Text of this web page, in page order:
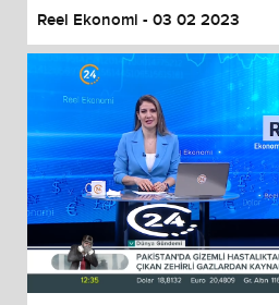
Reel Ekonomi - 03 02 2023